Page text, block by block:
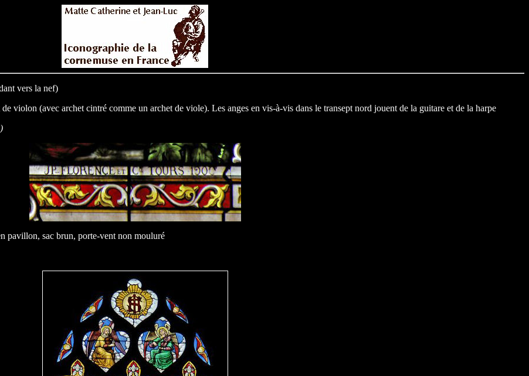
vers la nef)
violon (avec archet cintré comme un archet de viole). Les anges en vis-à-vis dans le transept nord jouent de la guitare et de la harpe
pavillon, sac brun, porte-vent non mouluré